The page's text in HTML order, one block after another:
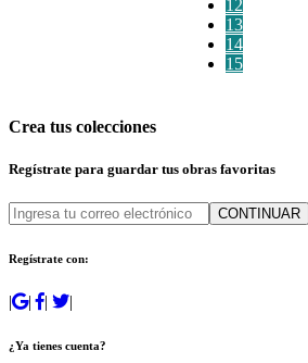
12
13
14
15
Crea tus colecciones
Regístrate para guardar tus obras favoritas
CONTINUAR
Regístrate con:
| | | |
¿Ya tienes cuenta?